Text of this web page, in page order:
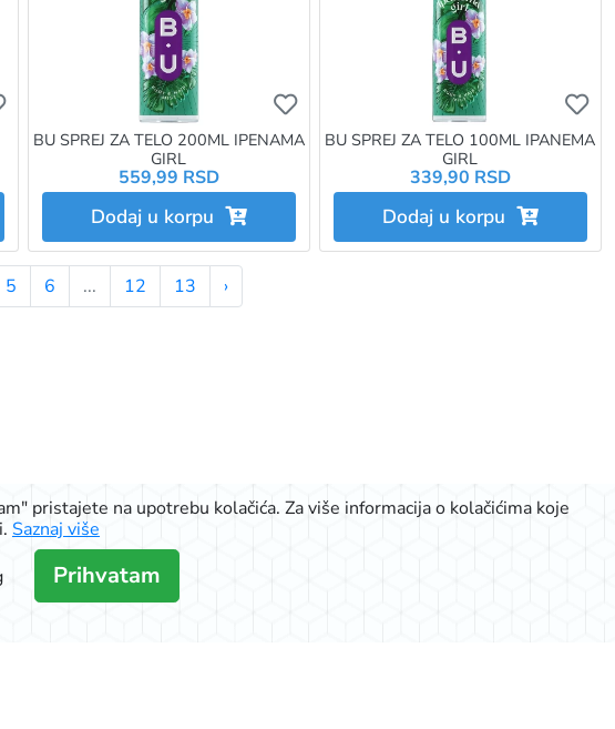
morate da budete prijavljeni
Ukoliko želite da dodate proizvod u omiljene morate da budete prijavljeni
Ukoliko želite da dodate proizvod u
BU SPREJ ZA TELO 200ML IPENAMA
GIRL
559,99 RSD
Dodaj u korpu
BU SPREJ ZA TELO 100ML IPANEMA
GIRL
339,90 RSD
Dodaj u korpu
5 6 ... 12 13 ›
pristajete na upotrebu kolačića. Za više informacija o kolačićima koje
Saznaj više
Prihvatam